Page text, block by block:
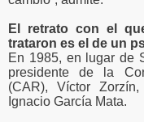
El retrato con el
trataron es el de un
En 1985, en lugar de
presidente de la
(CAR), Víctor
Ignacio García Mata.